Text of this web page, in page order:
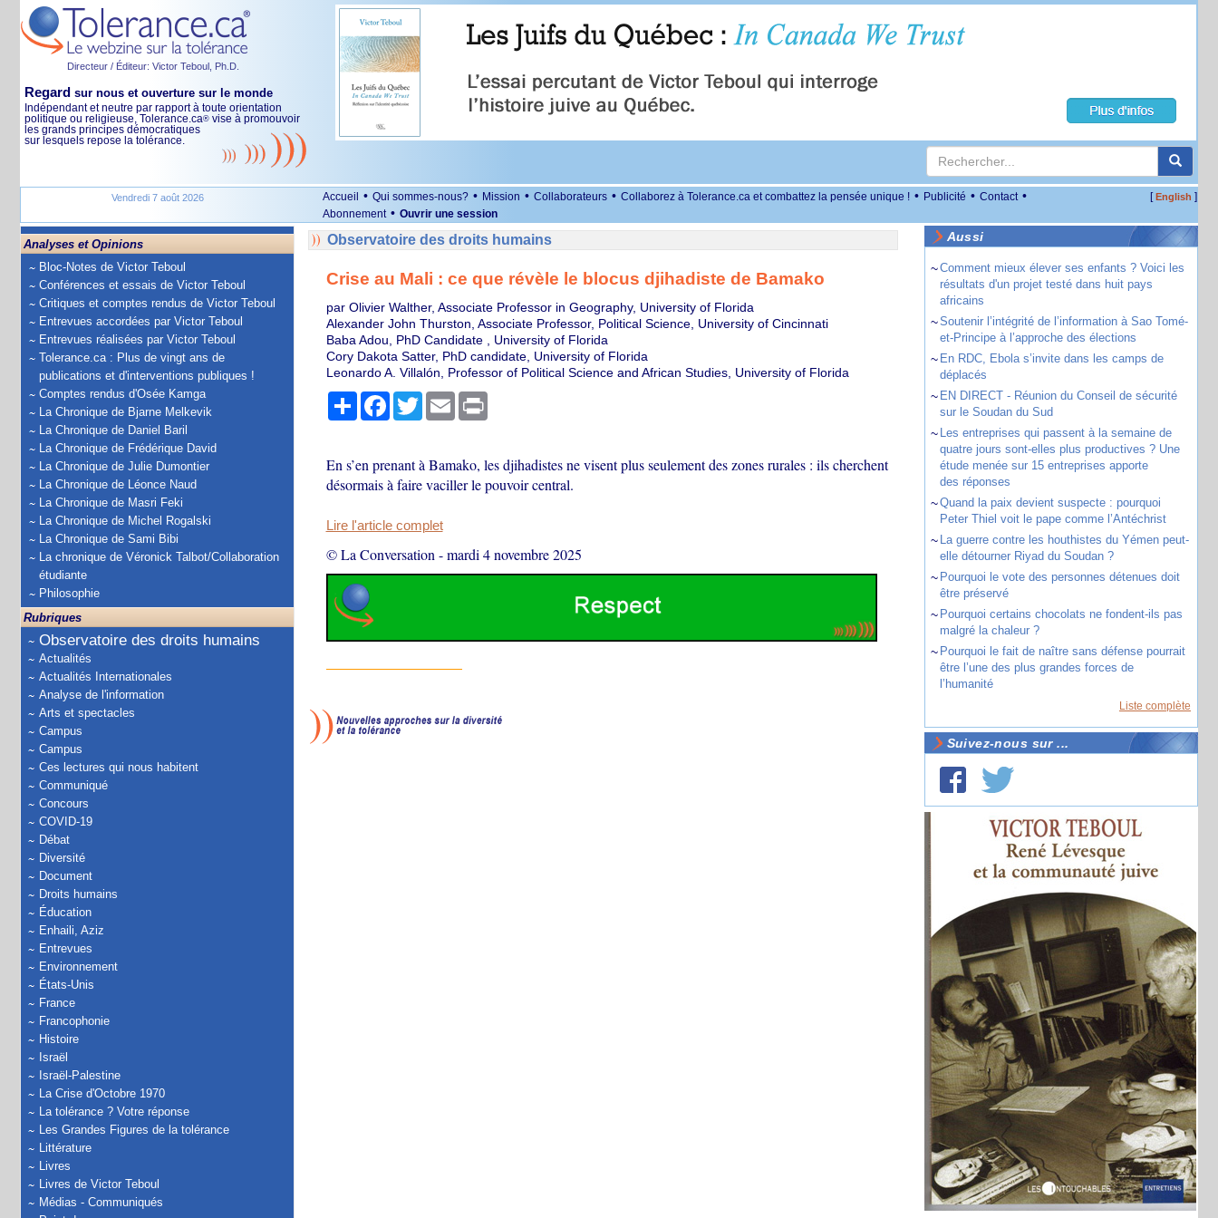
Directeur / Éditeur: Victor Teboul, Ph.D.
Regard sur nous et ouverture sur le monde
Indépendant et neutre par rapport à toute orientation
politique ou religieuse, Tolerance.ca® vise à promouvoir
les grands principes démocratiques
sur lesquels repose la tolérance.
Vendredi 7 août 2026 Accueil • Qui sommes-nous? • Mission • Collaborateurs • Collaborez à Tolerance.ca et combattez la pensée unique ! • Publicité • Contact •
Abonnement • Ouvrir une session
[English ]
Analyses et Opinions
Bloc-Notes de Victor Teboul
Conférences et essais de Victor Teboul
Critiques et comptes rendus de Victor Teboul
Entrevues accordées par Victor Teboul
Entrevues réalisées par Victor Teboul
Tolerance.ca : Plus de vingt ans de
publications et d'interventions publiques !
Comptes rendus d'Osée Kamga
La Chronique de Bjarne Melkevik
La Chronique de Daniel Baril
La Chronique de Frédérique David
La Chronique de Julie Dumontier
La Chronique de Léonce Naud
La Chronique de Masri Feki
La Chronique de Michel Rogalski
La Chronique de Sami Bibi
La chronique de Véronick Talbot/Collaboration
étudiante
Philosophie
Rubriques
Observatoire des droits humains
Actualités
Actualités Internationales
Analyse de l'information
Arts et spectacles
Campus
Campus
Ces lectures qui nous habitent
Communiqué
Concours
COVID-19
Débat
Diversité
Document
Droits humains
Éducation
Enhaili, Aziz
Entrevues
Environnement
États-Unis
France
Francophonie
Histoire
Israël
Israël-Palestine
La Crise d'Octobre 1970
La tolérance ? Votre réponse
Les Grandes Figures de la tolérance
Littérature
Livres
Livres de Victor Teboul
Médias - Communiqués
Observatoire des droits humains
Crise au Mali : ce que révèle le blocus djihadiste de Bamako
par Olivier Walther, Associate Professor in Geography, University of Florida
Alexander John Thurston, Associate Professor, Political Science, University of Cincinnati
Baba Adou, PhD Candidate , University of Florida
Cory Dakota Satter, PhD candidate, University of Florida
Leonardo A. Villalón, Professor of Political Science and African Studies, University of Florida
PartagerFacebook
TwitterEmail Print
En s’en prenant à Bamako, les djihadistes ne visent plus seulement des zones rurales : ils cherchent
désormais à faire vaciller le pouvoir central.
Lire l'article complet
© La Conversation -mardi 4 novembre 2025
Aussi
~Comment mieux élever ses enfants ? Voici les
résultats d'un projet testé dans huit pays
africains
~Soutenir l’intégrité de l’information à Sao Tomé-
et-Principe à l’approche des élections
~ En RDC, Ebola s’invite dans les camps de
déplacés
~ EN DIRECT - Réunion du Conseil de sécurité
sur le Soudan du Sud
~ Les entreprises qui passent à la semaine de
quatre jours sont-elles plus productives ? Une
étude menée sur 15 entreprises apporte
des réponses
~Quand la paix devient suspecte : pourquoi
Peter Thiel voit le pape comme l’Antéchrist
~ La guerre contre les houthistes du Yémen peut-
elle détourner Riyad du Soudan ?
~ Pourquoi le vote des personnes détenues doit
être préservé
~ Pourquoi certains chocolats ne fondent-ils pas
malgré la chaleur ?
~ Pourquoi le fait de naître sans défense pourrait
être l’une des plus grandes forces de
l’humanité
Liste complète
Suivez-nous sur ...